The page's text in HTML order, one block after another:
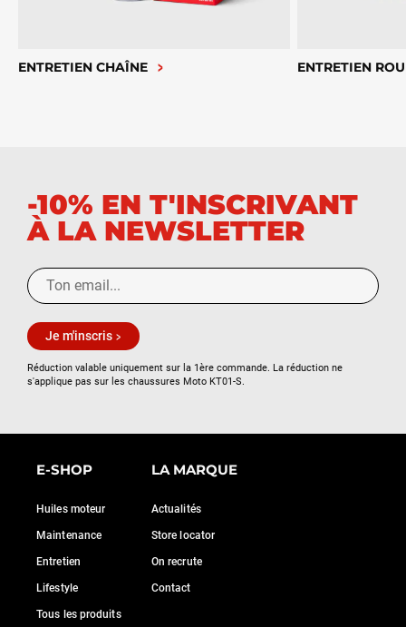
ENTRETIEN CHAÎNE ENTRETIEN
-10% EN T'INSCRIVANT
À LA NEWSLETTER
Je m'inscris
Réduction valable uniquement sur la 1ère commande. La réduction ne
s'applique pas sur les chaussures Moto KT01-S.
E-SHOP
Huiles moteur
Maintenance
Entretien
Lifestyle
Tous les produits
LA MARQUE
Actualités
Store locator
On recrute
Contact